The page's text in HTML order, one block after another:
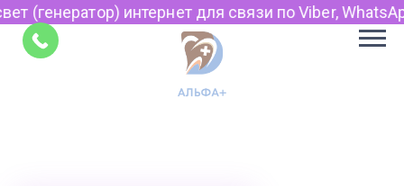
интернет для связи по Viber, WhatsApp и Telegram.